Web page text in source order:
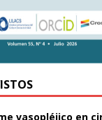
vasopléjico en